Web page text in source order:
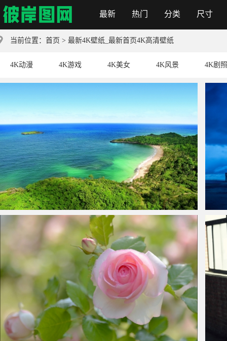
彼岸图网
最新 热门 分类 尺寸
当前位置： 首页 > 最新4K壁纸_最新首页4K高清壁纸
4K动漫 4K游戏 4K美女 4K风景 4K剧照
海洋,岛屿,地平线,棕榈树,风景图片 法国